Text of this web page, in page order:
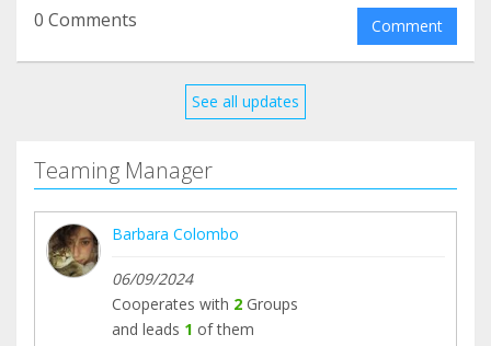
0 Comments Comment
See all updates
Teaming Manager
Barbara Colombo
06/09/2024
Cooperates with 2 Groups
and leads 1 of them